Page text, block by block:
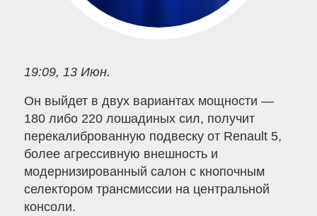
19:09, 13 Июн.
Он выйдет в двух вариантах мощности —
180 либо 220 лошадиных сил, получит
перекалиброванную подвеску от Renault 5,
более агрессивную внешность и
модернизированный салон с кнопочным
селектором трансмиссии на центральной
консоли.